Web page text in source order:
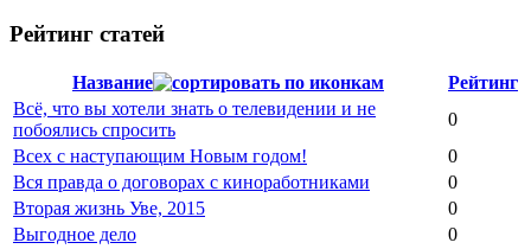
Рейтинг статей
Название
Рейтинг
Всё, что вы хотели знать о телевидении и не
побоялись спросить
0
Всех с наступающим Новым годом!
0
Вся правда о договорах с киноработниками
0
Вторая жизнь Уве, 2015
0
Выгодное дело
0